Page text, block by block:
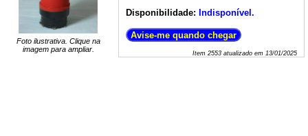
Foto ilustrativa. Clique na
imagem para ampliar.
Disponibilidade: Indisponível.
Item 2553atualizado em 13/01/2025